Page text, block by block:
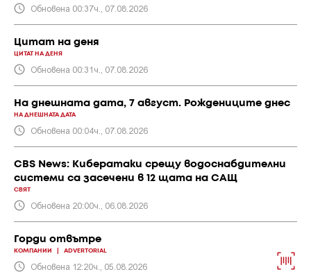
Обновена 00:37ч., 07.08.2026
Цитат на деня
ЦИТАТ НА ДЕНЯ
Обновена 00:31ч., 07.08.2026
На днешната дата, 7 август. Рождениците днес
НА ДНЕШНАТА ДАТА
Обновена 00:04ч., 07.08.2026
CBS News: Кибератаки срещу водоснабдителни
системи са засечени в 12 щата на САЩ
СВЯТ
Обновена 20:00ч., 06.08.2026
Горди отвътре
КОМПАНИИ ADVERTORIAL
Обновена 12:20ч., 05.08.2026